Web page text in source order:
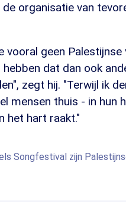
organisatie van
vooral geen
dat dan ook
zegt hij. "Terwijl ik
mensen thuis - in hun
het hart raakt."
Songfestival zijn